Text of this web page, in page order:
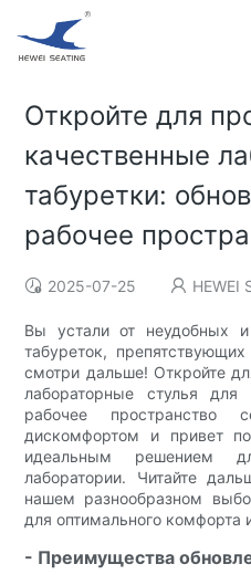
Откройте для
качественные
табуретки:
рабочее
2025-07-25 HEWEI
Вы устали от неудобных и
табуреток,
смотри дальше! Откройте
лабораторные стулья
рабочее пространство
дискомфортом и привет
идеальным решением
лаборатории. Читайте
нашем разнообразном
для оптимального комфорта
- Преимущества